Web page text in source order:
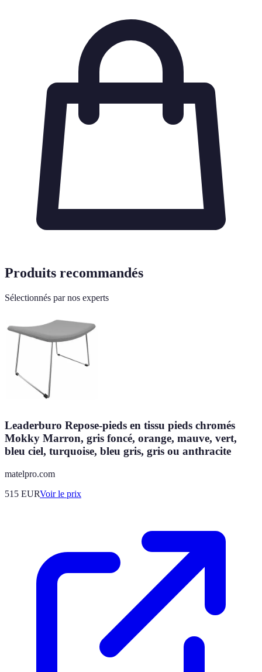
Produits recommandés
Sélectionnés par nos experts
Leaderburo Repose-pieds en tissu pieds chromés
Mokky Marron, gris foncé, orange, mauve, vert,
bleu ciel, turquoise, bleu gris, gris ou anthracite
matelpro.com
515 EURVoir le prix